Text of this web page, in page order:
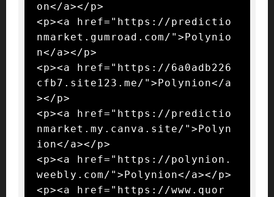
on</a></p>
<p><a href="https://predictio
nmarket.gumroad.com/">Polynio
n</a></p>
<p><a href="https://6a0adb226
cfb7.site123.me/">Polynion</a
></p>
<p><a href="https://predictio
nmarket.my.canva.site/">Polyn
ion</a></p>
<p><a href="https://polynion.
weebly.com/">Polynion</a></p>
<p><a href="https://www.quor